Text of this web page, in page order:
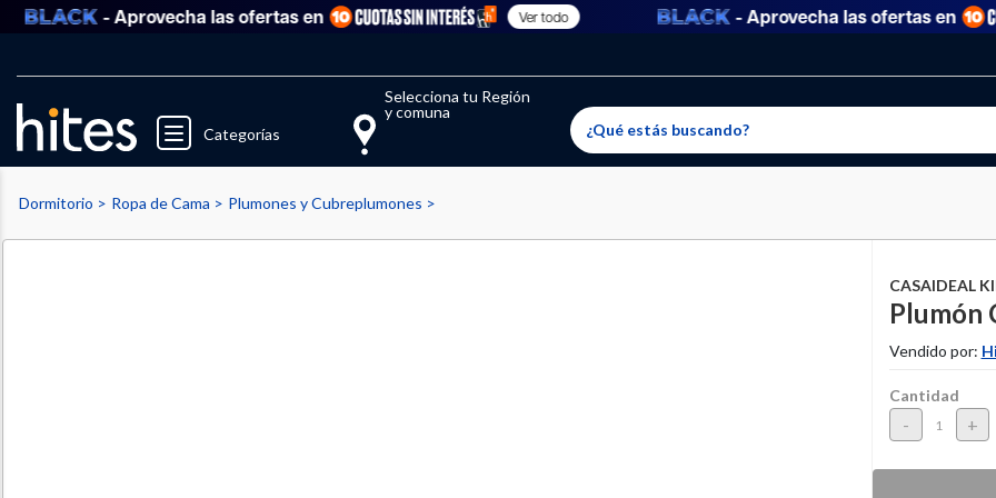
- Aprovecha las ofertas en Ver todo - Aprovecha las ofertas en
Categorías
Selecciona tu Región
y comuna
El producto ha sido eliminado correctamente
El producto ha sido agregado a tu lista de favoritos
Llegaste al límite de productos favoritos permitidos, para agregar uno nuevo ingresa a “Mi
Dormitorio Ropa de Cama
Plumones y Cubreplumones
CASAIDEAL
Plumón
Vendido por:
Cantidad
- +